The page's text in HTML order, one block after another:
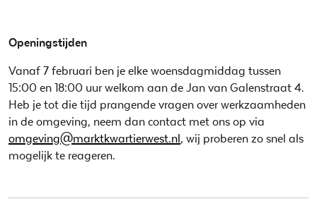
Openingstijden
Vanaf 7 februari ben je elke woensdagmiddag tussen
15:00 en 18:00 uur welkom aan de Jan van Galenstraat 4.
Heb je tot die tijd prangende vragen over werkzaamheden
in de omgeving, neem dan contact met ons op via
omgeving@marktkwartierwest.nl, wij proberen zo snel als
mogelijk te reageren.